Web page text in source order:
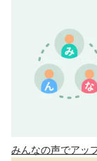
みんなの声でアッ